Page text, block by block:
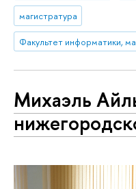
магистратура
Михаэль